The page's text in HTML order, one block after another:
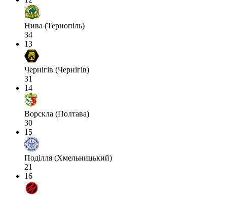
Нива (Тернопіль)
34
13
Чернігів (Чернігів)
31
14
Ворскла (Полтава)
30
15
Поділля (Хмельницький)
21
16